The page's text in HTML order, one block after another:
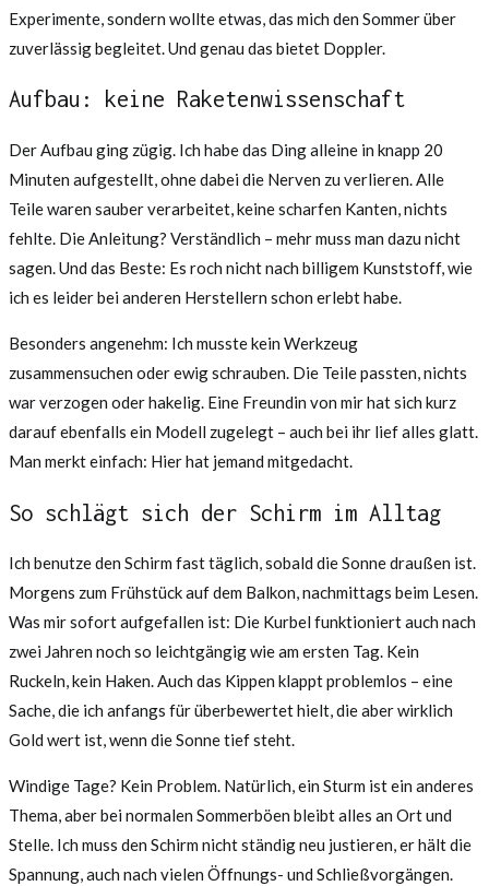
Experimente, sondern wollte etwas, das mich den Sommer über
zuverlässig begleitet. Und genau das bietet Doppler.
Aufbau: keine Raketenwissenschaft
Der Aufbau ging zügig. Ich habe das Ding alleine in knapp 20
Minuten aufgestellt, ohne dabei die Nerven zu verlieren. Alle
Teile waren sauber verarbeitet, keine scharfen Kanten, nichts
fehlte. Die Anleitung? Verständlich – mehr muss man dazu nicht
sagen. Und das Beste: Es roch nicht nach billigem Kunststoff, wie
ich es leider bei anderen Herstellern schon erlebt habe.
Besonders angenehm: Ich musste kein Werkzeug
zusammensuchen oder ewig schrauben. Die Teile passten, nichts
war verzogen oder hakelig. Eine Freundin von mir hat sich kurz
darauf ebenfalls ein Modell zugelegt – auch bei ihr lief alles glatt.
Man merkt einfach: Hier hat jemand mitgedacht.
So schlägt sich der Schirm im Alltag
Ich benutze den Schirm fast täglich, sobald die Sonne draußen ist.
Morgens zum Frühstück auf dem Balkon, nachmittags beim Lesen.
Was mir sofort aufgefallen ist: Die Kurbel funktioniert auch nach
zwei Jahren noch so leichtgängig wie am ersten Tag. Kein
Ruckeln, kein Haken. Auch das Kippen klappt problemlos – eine
Sache, die ich anfangs für überbewertet hielt, die aber wirklich
Gold wert ist, wenn die Sonne tief steht.
Windige Tage? Kein Problem. Natürlich, ein Sturm ist ein anderes
Thema, aber bei normalen Sommerböen bleibt alles an Ort und
Stelle. Ich muss den Schirm nicht ständig neu justieren, er hält die
Spannung, auch nach vielen Öffnungs- und Schließvorgängen.